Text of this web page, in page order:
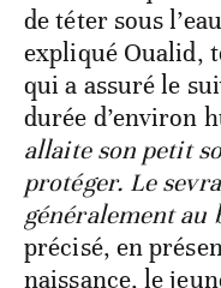
de téter sous
expliqué Oualid,
qui a assuré le
durée d’environ
allaite son petit
protéger. Le
généralement au
précisé, en
naissance, le